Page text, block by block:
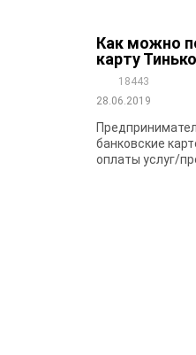
Как можно
карту
18443
28.06.2019
банковские
оплаты услуг/